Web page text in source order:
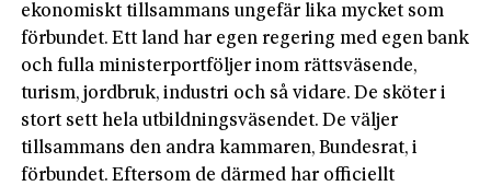
ekonomiskt tillsammans ungefär lika mycket som
förbundet. Ett land har egen regering med egen bank
och fulla ministerportföljer inom rättsväsende,
turism, jordbruk, industri och så vidare. De sköter i
stort sett hela utbildningsväsendet. De väljer
tillsammans den andra kammaren, Bundesrat, i
förbundet. Eftersom de därmed har officiellt